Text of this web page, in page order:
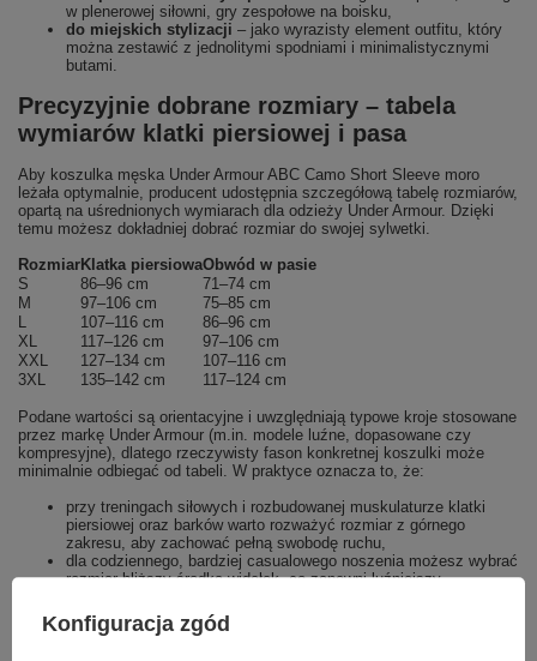
w plenerowej siłowni, gry zespołowe na boisku,
do miejskich stylizacji – jako wyrazisty element outfitu, który
można zestawić z jednolitymi spodniami i minimalistycznymi
butami.
Precyzyjnie dobrane rozmiary – tabela
wymiarów klatki piersiowej i pasa
Aby koszulka męska Under Armour ABC Camo Short Sleeve moro
leżała optymalnie, producent udostępnia szczegółową tabelę rozmiarów,
opartą na uśrednionych wymiarach dla odzieży Under Armour. Dzięki
temu możesz dokładniej dobrać rozmiar do swojej sylwetki.
RozmiarKlatka piersiowaObwód w pasie
S
86–96 cm
71–74 cm
M
97–106 cm
75–85 cm
L
107–116 cm
86–96 cm
XL
117–126 cm
97–106 cm
XXL
127–134 cm
107–116 cm
3XL
135–142 cm 117–124 cm
Podane wartości są orientacyjne i uwzględniają typowe kroje stosowane
przez markę Under Armour (m.in. modele luźne, dopasowane czy
kompresyjne), dlatego rzeczywisty fason konkretnej koszulki może
minimalnie odbiegać od tabeli. W praktyce oznacza to, że:
przy treningach siłowych i rozbudowanej muskulaturze klatki
piersiowej oraz barków warto rozważyć rozmiar z górnego
zakresu, aby zachować pełną swobodę ruchu,
dla codziennego, bardziej casualowego noszenia możesz wybrać
rozmiar bliższy środka widełek, co zapewni luźniejszy,
w przypadku użytkowania głównie sportowego i lubienia odzieży
bardziej przylegającej można pozostać bliżej dolnej granicy
Konfiguracja zgód